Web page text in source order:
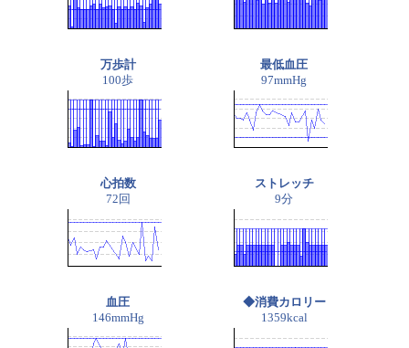
万歩計
100歩
最低血圧
97mmHg
心拍数
72回
ストレッチ
9分
血圧
146mmHg
◆消費カロリー
1359kcal